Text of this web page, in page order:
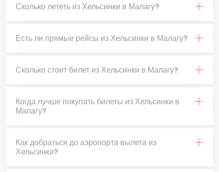
Сколько лететь из Хельсинки в Малагу?
Есть ли прямые рейсы из Хельсинки в Малагу?
Сколько стоит билет из Хельсинки в Малагу?
Когда лучше покупать билеты из Хельсинки в
Малагу?
Как добраться до аэропорта вылета из
Хельсинки?